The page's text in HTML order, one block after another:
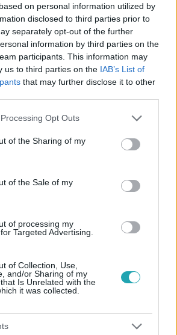
on personal information utilized by
disclosed to third parties prior to
separately opt-out of the further
information by third parties on the
participants. This information may
us to third parties on the IAB’s List of
that may further disclose it to other
website/app uses one or more Google
or usage behaviour. You may click to
to Google and its third-party tags to
specified purposes in below Google
Opt Outs
of the Sharing of my
of the Sale of my
of processing my
Targeted Advertising.
of Collection, Use,
and/or Sharing of my
Is Unrelated with the
it was collected.
az RTL.hu az elsők között
találatokban!
és értesülj a friss hírekről a
Követem